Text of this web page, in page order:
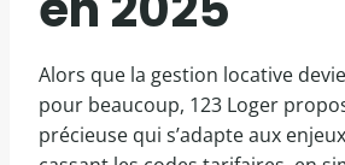
Alors que la gestion locative
pour beaucoup, 123 Loger
précieuse qui s’adapte aux